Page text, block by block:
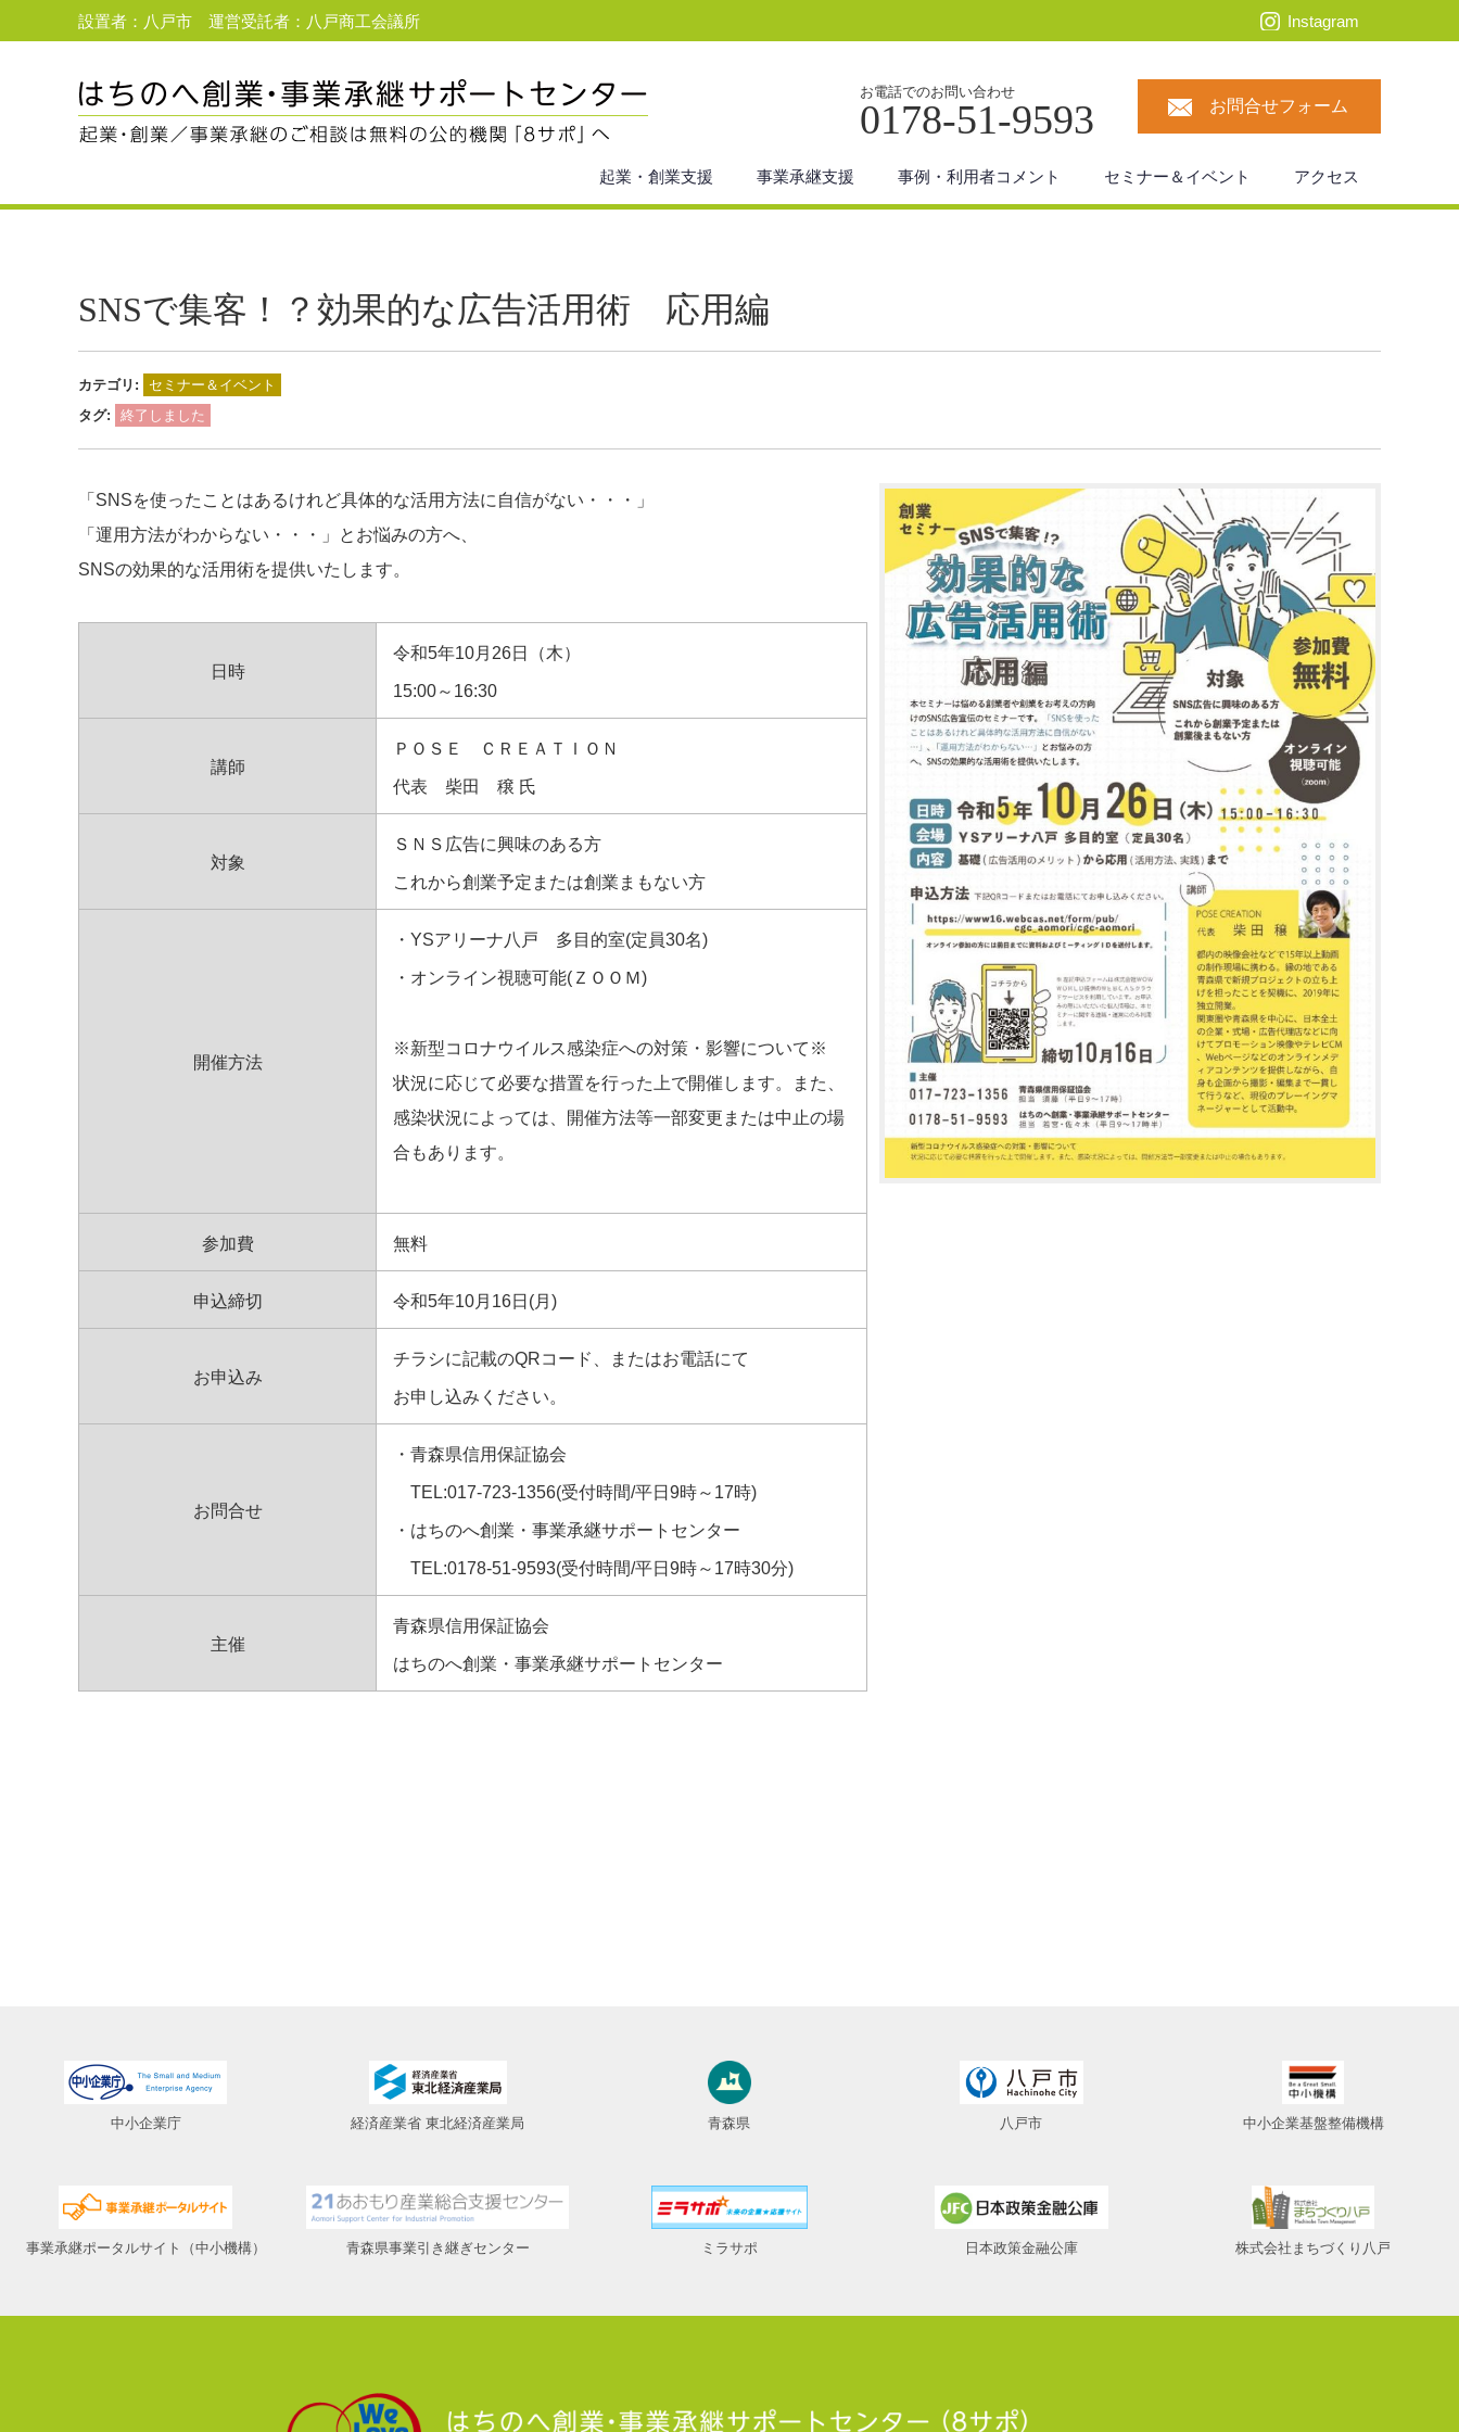
設置者：八戸市 運営受託者：八戸商工会議所 Instagram
お電話でのお問い合わせ
0178-51-9593 お問合せフォーム
起業・創業支援 事業承継支援 事例・利用者コメント セミナー＆イベント アクセス
SNSで集客！？効果的な広告活用術 応用編
カテゴリ:
セミナー＆イベント
タグ:
終了しました
「SNSを使ったことはあるけれど具体的な活用方法に自信がない・・・」
「運用方法がわからない・・・」とお悩みの方へ、
SNSの効果的な活用術を提供いたします。
日時
令和5年10月26日（木）
15:00～16:30
講師
ＰＯＳＥ ＣＲＥＡＴＩＯＮ
代表 柴田 穣 氏
対象
ＳＮＳ広告に興味のある方
これから創業予定または創業まもない方
開催方法
・YSアリーナ八戸 多目的室(定員30名)
・オンライン視聴可能(ＺＯＯＭ)
※新型コロナウイルス感染症への対策・影響について※
状況に応じて必要な措置を行った上で開催します。また、
感染状況によっては、開催方法等一部変更または中止の場
合もあります。
参加費 無料
申込締切 令和5年10月16日(月)
お申込み
チラシに記載のQRコード、またはお電話にて
お申し込みください。
お問合せ
・青森県信用保証協会
TEL:017-723-1356(受付時間/平日9時～17時)
・はちのへ創業・事業承継サポートセンター
TEL:0178-51-9593(受付時間/平日9時～17時30分)
主催
青森県信用保証協会
はちのへ創業・事業承継サポートセンター
中小企業庁 経済産業省 東北経済産業局 青森県 八戸市 中小企業基盤整備機構
事業承継ポータルサイト（中小機構） 青森県事業引き継ぎセンター ミラサポ 日本政策金融公庫 株式会社まちづくり八戸